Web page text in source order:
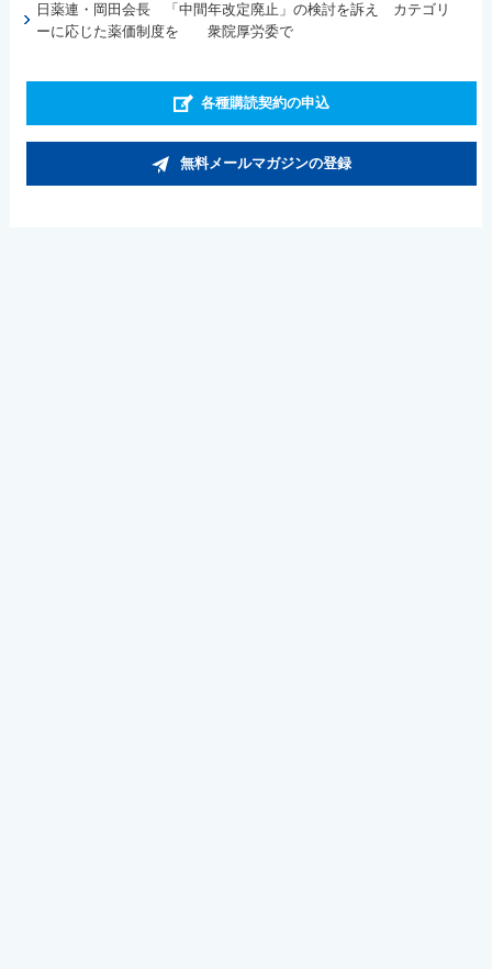
日薬連・岡田会長 「中間年改定廃止」の検討を訴え カテゴリ
ーに応じた薬価制度を 衆院厚労委で
各種購読契約の申込
無料メールマガジンの登録